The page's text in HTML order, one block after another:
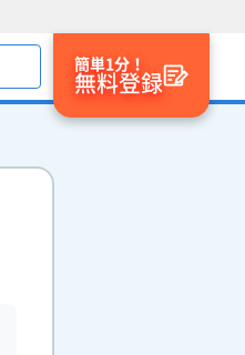
簡単1分！
無料登録